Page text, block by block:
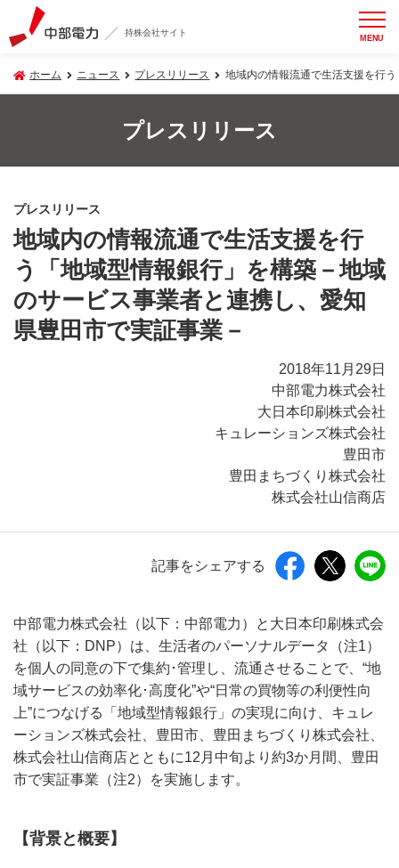
持株会社サイト MENU
ホーム ニュース プレスリリース 地域内の情報流通で生活支援を行
プレスリリース
プレスリリース
地域内の情報流通で生活支援を行
う「地域型情報銀行」を構築－地域
のサービス事業者と連携し、愛知
県豊田市で実証事業－
2018年11月29日
中部電力株式会社
大日本印刷株式会社
キュレーションズ株式会社
豊田市
豊田まちづくり株式会社
株式会社山信商店
記事をシェアする
中部電力株式会社（以下：中部電力）と大日本印刷株式会
社（以下：DNP）は、生活者のパーソナルデータ（注1）
を個人の同意の下で集約･管理し、流通させることで、“地
域サービスの効率化･高度化”や“日常の買物等の利便性向
上”につなげる「地域型情報銀行」の実現に向け、キュレ
ーションズ株式会社、豊田市、豊田まちづくり株式会社、
株式会社山信商店とともに12月中旬より約3か月間、豊田
市で実証事業（注2）を実施します。
【背景と概要】